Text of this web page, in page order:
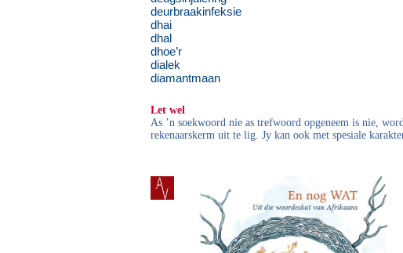
deurbraakinfeksie
dhai
dhal
dhoe’r
dialek
diamantmaan
Let wel
As ’n soekwoord nie as trefwoord opgeneem is nie,
rekenaarskerm uit te lig. Jy kan ook met spesiale